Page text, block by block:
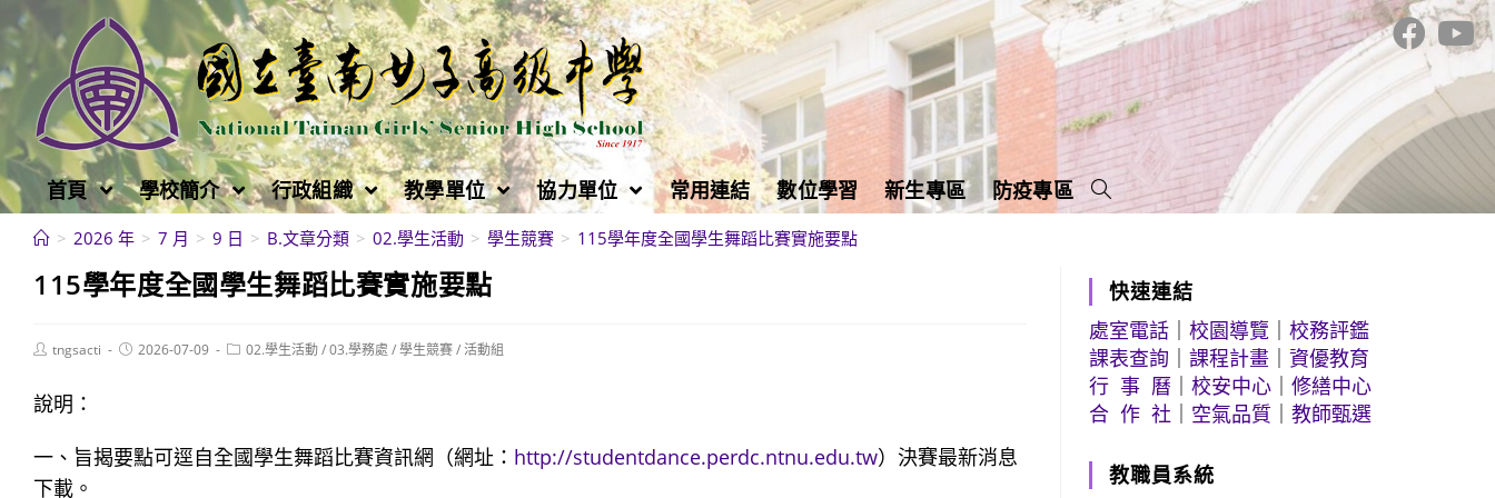
跳
轉
至
主
要
內
容
首頁 學校簡介 行政組織 教學單位 協力單位 常用連結 數位學習 新生專區 防疫專區
> 2026 年 > 7 月 > 9 日 > B.文章分類 > 02.學生活動 > 學生競賽 > 115學年度全國學生舞蹈比賽實施要點
115學年度全國學生舞蹈比賽實施要點
Posttngsacti
Post2026-07-09
Post02.學生活動/03.學務處 /學生競賽/活動組
說明：
一、旨揭要點可逕自全國學生舞蹈比賽資訊網（網址： http://studentdance.perdc.ntnu.edu.tw）決賽最新消息
下載。
快速連結
處室電話 ｜校園導覽 ｜校務評鑑
課表查詢 ｜課程計畫 ｜資優教育
行 事 曆 ｜校安中心 ｜修繕中心
合 作 社
空氣品質 ｜教師甄選
教職員系統